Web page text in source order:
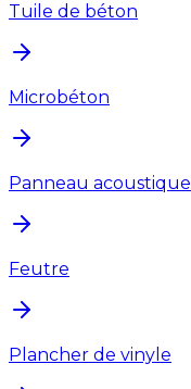
Tuile de béton
Microbéton
Panneau acoustique
Feutre
Plancher de vinyle